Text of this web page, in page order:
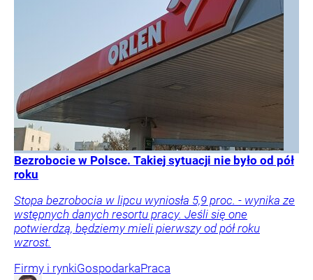
Bezrobocie w Polsce. Takiej sytuacji nie było od pół
roku
Stopa bezrobocia w lipcu wyniosła 5,9 proc. - wynika ze
wstępnych danych resortu pracy. Jeśli się one
potwierdzą, będziemy mieli pierwszy od pół roku
wzrost.
Firmy i rynkiGospodarkaPraca